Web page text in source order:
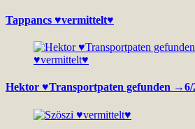
Tappancs ♥vermittelt♥
Hektor ♥Transportpaten gefunden